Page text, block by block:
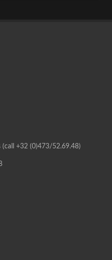
(call +32 (0)473/52.69.48)